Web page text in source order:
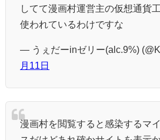
してて漫画村運営主の仮想通貨
使われているわけですな
— うぇだーinゼリー(alc.9%)
月11日
漫画村を閲覧すると感染するマ